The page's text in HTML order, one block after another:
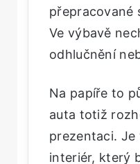
přepracované
Ve výbavě
odhlučnění
Na papíře to
auta totiž
prezentaci. Je
interiér, který